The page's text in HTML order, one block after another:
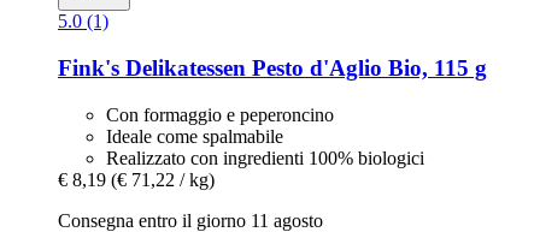
5.0 (1)
Fink's Delikatessen Pesto d'Aglio Bio, 115 g
Con formaggio e peperoncino
Ideale come spalmabile
Realizzato con ingredienti 100% biologici
€ 8,19 (€ 71,22 / kg)
Consegna entro il giorno 11 agosto